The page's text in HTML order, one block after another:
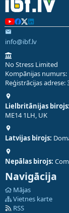
info@ibf.lv
No Stress Limited
Kompānijas numurs:
Reģistrācijas adrese:
Lielbritānijas birojs:
ME14 1LH, UK
Latvijas birojs:
Nepālas birojs:
Navigācija
Mājas
Vietnes karte
RSS